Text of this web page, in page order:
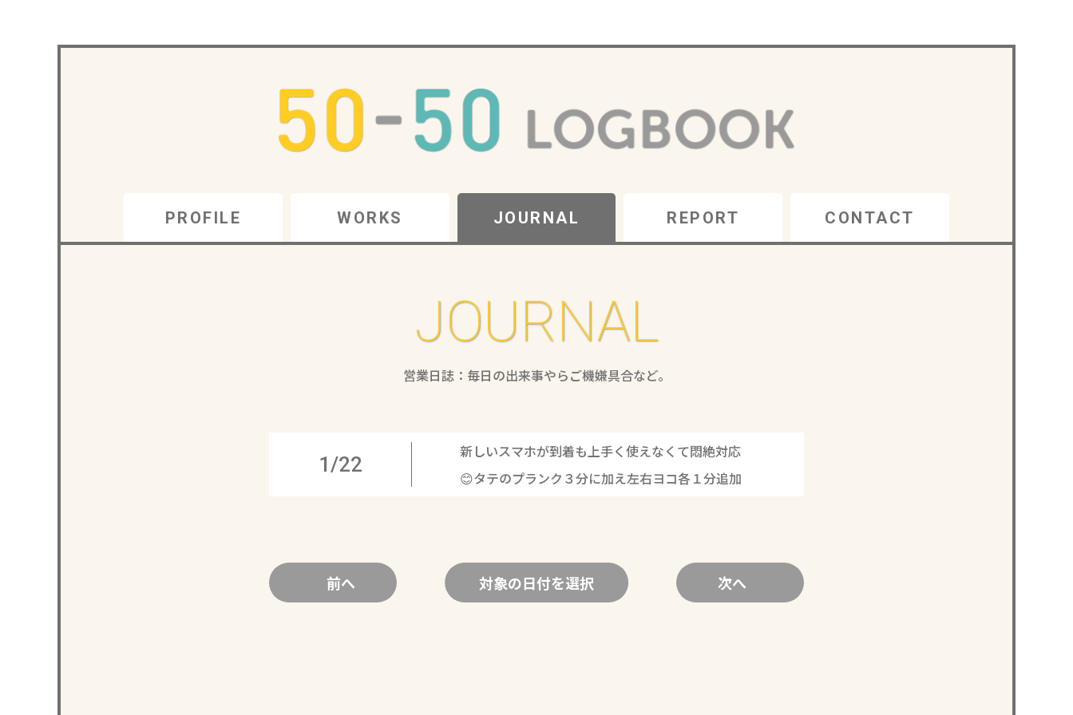
PROFILE WORKS JOURNAL REPORT CONTACT
JOURNAL
営業日誌：毎日の出来事やらご機嫌具合など。
1/22
新しいスマホが到着も上手く使えなくて悶絶対応
😊タテのプランク３分に加え左右ヨコ各１分追加
前へ 次へ
対象の日付を選択